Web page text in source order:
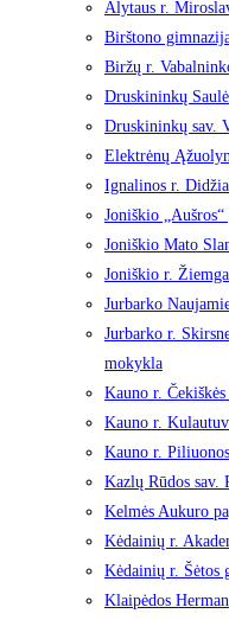
Alytaus r.
Birštono
Biržų r.
Druskininkų
Druskininkų sav.
Elektrėnų
Ignalinos r.
Joniškio
Joniškio Mato
Joniškio r.
Jurbarko
Jurbarko r.
mokykla
Kauno r.
Kauno r.
Kauno r.
Kazlų Rūdos sav.
Kelmės Aukuro
Kėdainių r.
Kėdainių r. Šėtos
Klaipėdos